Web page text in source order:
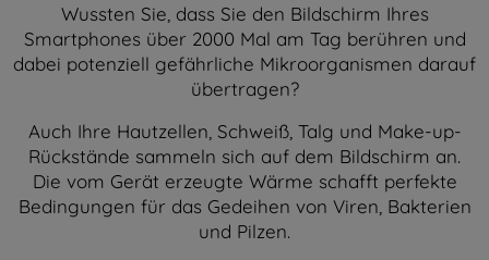
Wussten Sie, dass Sie den Bildschirm Ihres
Smartphones über 2000 Mal am Tag berühren und
dabei potenziell gefährliche Mikroorganismen darauf
übertragen?
Auch Ihre Hautzellen, Schweiß, Talg und Make-up-
Rückstände sammeln sich auf dem Bildschirm an.
Die vom Gerät erzeugte Wärme schafft perfekte
Bedingungen für das Gedeihen von Viren, Bakterien
und Pilzen.